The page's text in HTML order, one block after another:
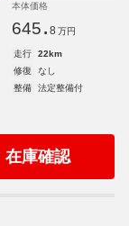
本体価格
645. 8 万円
走行
22km
修復
なし
整備
法定整備付
在庫確認